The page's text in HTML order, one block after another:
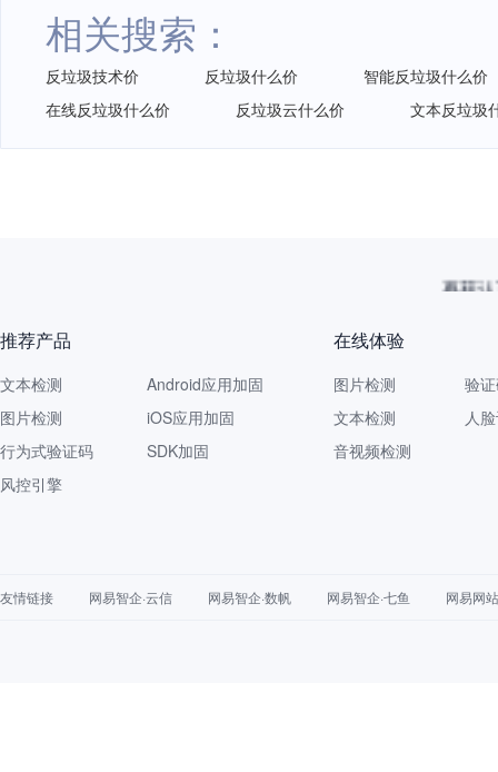
相关搜索：
反垃圾技术价 反垃圾什么价
智能反垃圾什么价
在线反垃圾什么价
反垃圾云什么价 文本反垃圾
再获
推荐产品
文本检测
图片检测
行为式验证码
风控引擎
Android应用加固
iOS应用加固
SDK加固
在线体验
图片检测
文本检测
音视频检测
验
人
友情链接 网易智企·云信 网易智企·数帆 网易智企·七鱼 网易网